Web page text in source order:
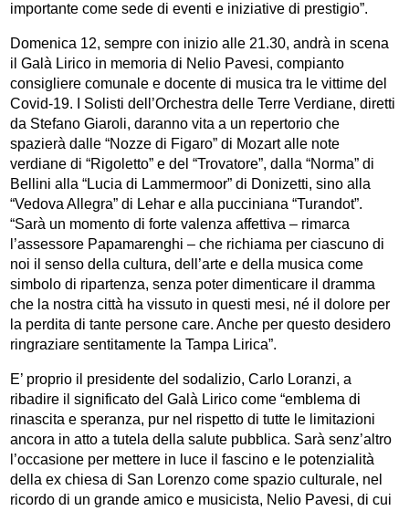
importante come sede di eventi e iniziative di prestigio”.
Domenica 12, sempre con inizio alle 21.30, andrà in scena
il Galà Lirico in memoria di Nelio Pavesi, compianto
consigliere comunale e docente di musica tra le vittime del
Covid-19. I Solisti dell’Orchestra delle Terre Verdiane, diretti
da Stefano Giaroli, daranno vita a un repertorio che
spazierà dalle “Nozze di Figaro” di Mozart alle note
verdiane di “Rigoletto” e del “Trovatore”, dalla “Norma” di
Bellini alla “Lucia di Lammermoor” di Donizetti, sino alla
“Vedova Allegra” di Lehar e alla pucciniana “Turandot”.
“Sarà un momento di forte valenza affettiva – rimarca
l’assessore Papamarenghi – che richiama per ciascuno di
noi il senso della cultura, dell’arte e della musica come
simbolo di ripartenza, senza poter dimenticare il dramma
che la nostra città ha vissuto in questi mesi, né il dolore per
la perdita di tante persone care. Anche per questo desidero
ringraziare sentitamente la Tampa Lirica”.
E’ proprio il presidente del sodalizio, Carlo Loranzi, a
ribadire il significato del Galà Lirico come “emblema di
rinascita e speranza, pur nel rispetto di tutte le limitazioni
ancora in atto a tutela della salute pubblica. Sarà senz’altro
l’occasione per mettere in luce il fascino e le potenzialità
della ex chiesa di San Lorenzo come spazio culturale, nel
ricordo di un grande amico e musicista, Nelio Pavesi, di cui